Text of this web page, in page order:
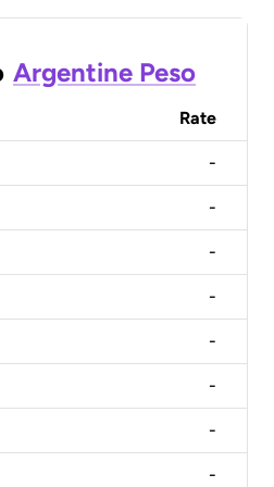
Argentine Peso
Rate
-
-
-
-
-
-
-
-